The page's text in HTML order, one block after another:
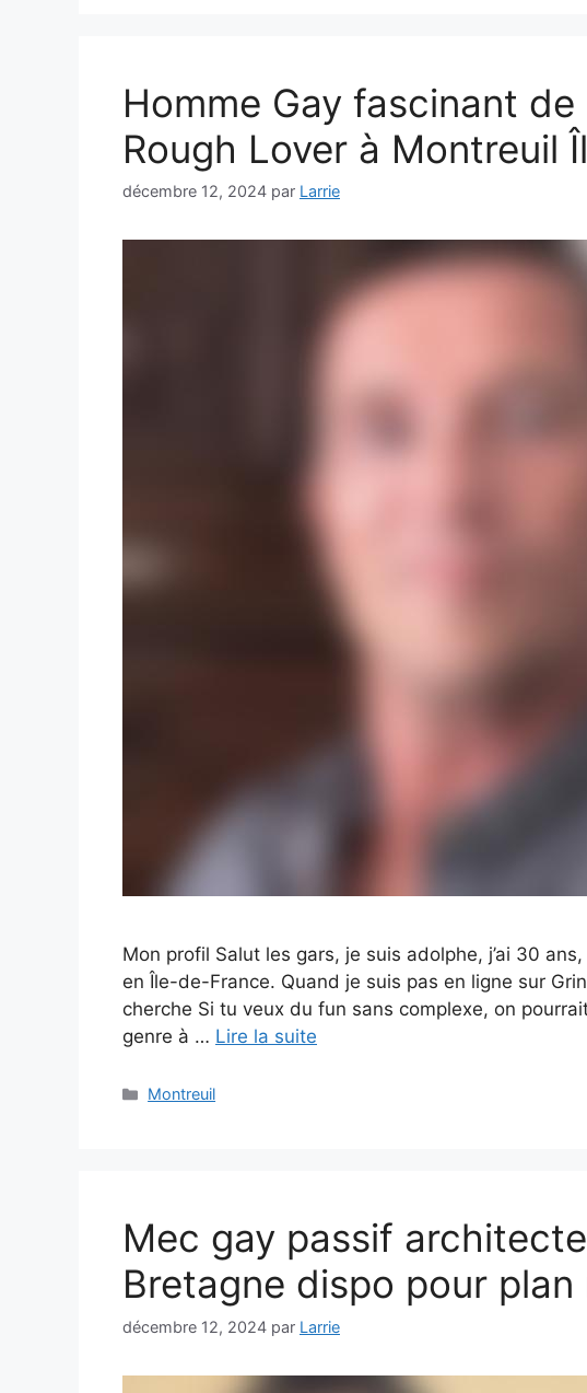
Homme Gay fascinant
Rough Lover à Montreuil
décembre 12, 2024 par Larrie
Mon profil Salut les gars, je suis adolphe, j’ai 30
en Île-de-France. Quand je suis pas en ligne sur
cherche Si tu veux du fun sans complexe, on
genre à … Lire la suite
Catégories
Montreuil
Mec gay passif
Bretagne dispo pour plan
décembre 12, 2024 par Larrie